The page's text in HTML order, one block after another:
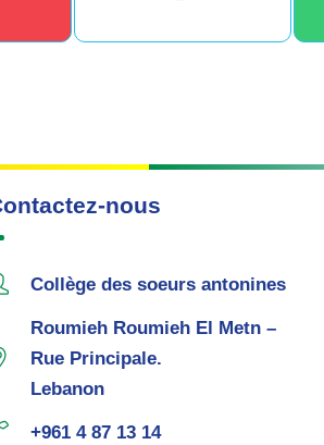
nous
Collège des soeurs antonines
Roumieh Roumieh El Metn –
Rue Principale.
Lebanon
+961 4 87 13 14